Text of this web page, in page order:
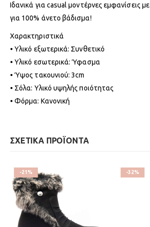
Ιδανικά για casual μοντέρνες εμφανίσεις
για 100% άνετο βάδισμα!
Χαρακτηριστικά
• Υλικό εξωτερικά: Συνθετικό
• Υλικό εσωτερικά: Ύφασμα
• Ύψος τακουνιού: 3cm
• Σόλα: Υλικό υψηλής ποιότητας
• Φόρμα: Κανονική
ΣΧΕΤΙΚΑ ΠΡΟΪΟΝΤΑ
-21% -32%